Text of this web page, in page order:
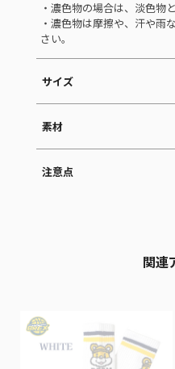
・濃色物の場合は、淡色物
・濃色物は摩擦や、汗や雨
さい。
サイズ
素材
注意点
関連